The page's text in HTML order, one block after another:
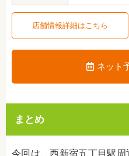
店舗情報詳細はこちら
ネット
まとめ
今回は、西新宿五丁目駅